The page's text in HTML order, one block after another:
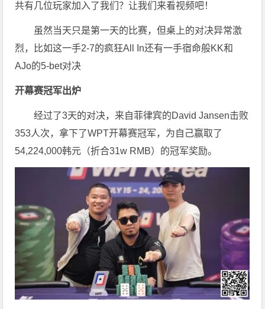
共有几位玩家加入了我们？让我们来看视频吧！
虽然当天只是第一天的比赛，但桌上的对决异常激
烈，比如这一手2-7的疯狂All In还有一手宿命般KK和
AJo的5-bet对决
开幕赛冠军出炉
经过了3天的对决，来自菲律宾的David Jansen击败
353人次，拿下了WPT开幕赛冠军，为自己赢取了
54,224,000韩元（折合31w RMB）的冠军奖励。